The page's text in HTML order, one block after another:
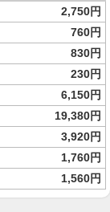
2,750円
760円
830円
230円
6,150円
19,380円
3,920円
1,760円
1,560円